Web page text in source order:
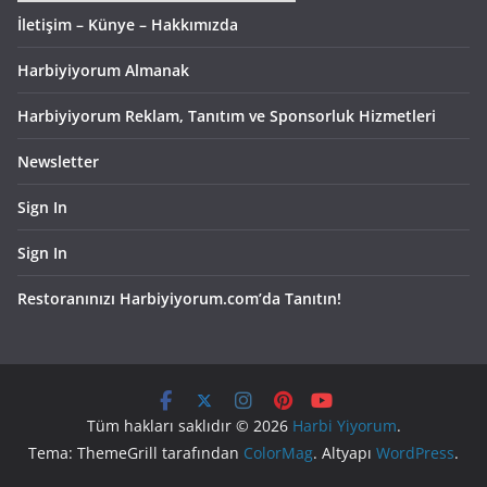
İletişim – Künye – Hakkımızda
Harbiyiyorum Almanak
Harbiyiyorum Reklam, Tanıtım ve Sponsorluk Hizmetleri
Newsletter
Sign In
Sign In
Restoranınızı Harbiyiyorum.com’da Tanıtın!
Tüm hakları saklıdır © 2026 Harbi Yiyorum.
Tema: ThemeGrill tarafından ColorMag. Altyapı WordPress.